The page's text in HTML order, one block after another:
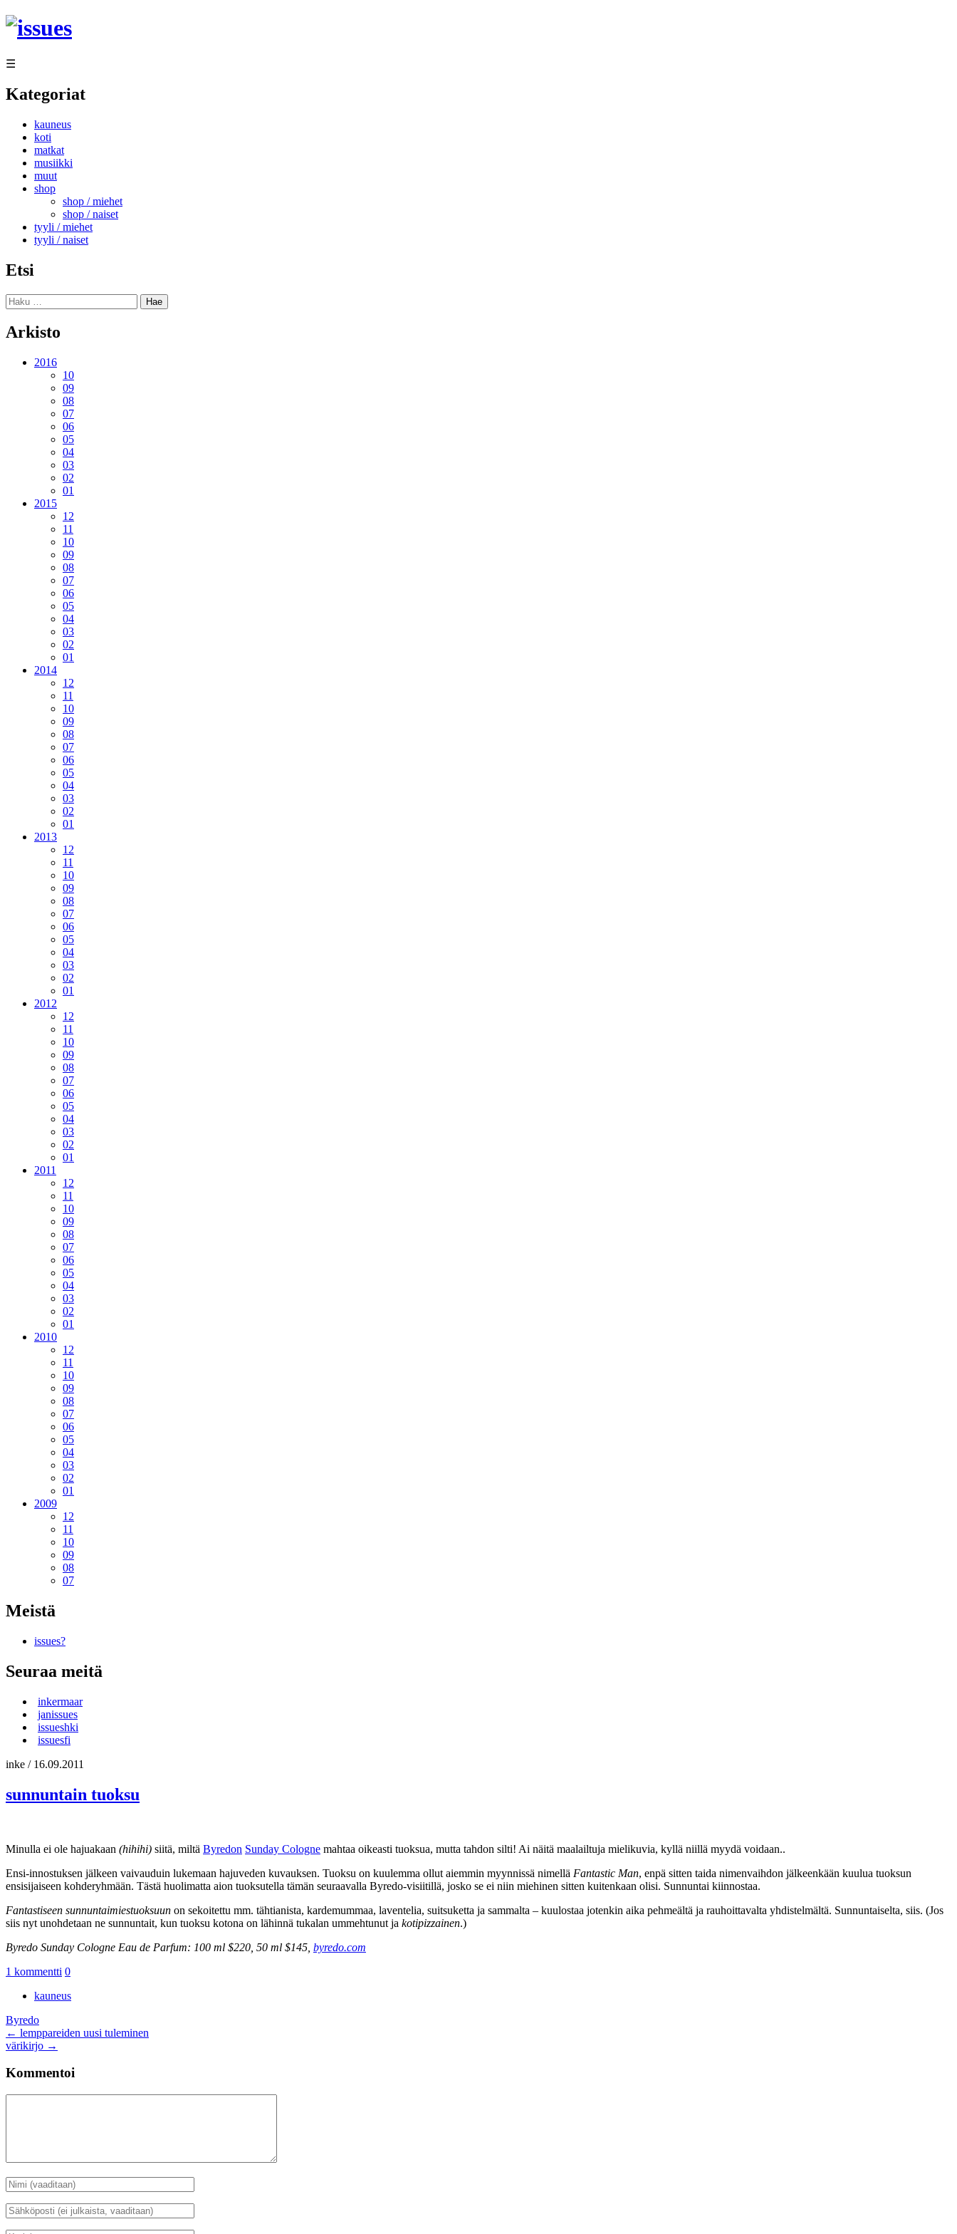
Siirry
sisältöön
☰
Kategoriat
kauneus
koti
matkat
musiikki
muut
shop
shop / miehet
shop / naiset
tyyli / miehet
tyyli / naiset
Etsi
Haku:
Arkisto
2016
10
09
08
07
06
05
04
03
02
01
2015
12
11
10
09
08
07
06
05
04
03
02
01
2014
12
11
10
09
08
07
06
05
04
03
02
01
2013
12
11
10
09
08
07
06
05
04
03
02
01
2012
12
11
10
09
08
07
06
05
04
03
02
01
2011
12
11
10
09
08
07
06
05
04
03
02
01
2010
12
11
10
09
08
07
06
05
04
03
02
01
2009
12
11
10
09
08
07
Meistä
issues?
Seuraa meitä
inkermaar
janissues
issueshki
issuesfi
inke / 16.09.2011
sunnuntain tuoksu
Minulla ei ole hajuakaan (hihihi) siitä, miltä Byredon Sunday Cologne mahtaa oikeasti tuoksua, mutta tahdon silti! Ai näitä maalailtuja mielikuvia, kyllä niillä myydä voidaan..
Ensi-innostuksen jälkeen vaivauduin lukemaan hajuveden kuvauksen. Tuoksu on kuulemma ollut aiemmin myynnissä nimellä Fantastic Man, enpä sitten taida nimenvaihdon jälkeenkään kuulua tuoksun
ensisijaiseen kohderyhmään. Tästä huolimatta aion tuoksutella tämän seuraavalla Byredo-visiitillä, josko se ei niin miehinen sitten kuitenkaan olisi. Sunnuntai kiinnostaa.
Fantastiseen sunnuntaimiestuoksuun on sekoitettu mm. tähtianista, kardemummaa, laventelia, suitsuketta ja sammalta – kuulostaa jotenkin aika pehmeältä ja rauhoittavalta yhdistelmältä. Sunnuntaiselta, siis. (Jos
siis nyt unohdetaan ne sunnuntait, kun tuoksu kotona on lähinnä tukalan ummehtunut ja kotipizzainen.)
Byredo Sunday Cologne Eau de Parfum: 100 ml $220, 50 ml $145, byredo.com
1 kommentti 0
kauneus
Byredo
Artikkelien
selaus
← lemppareiden uusi tuleminen
värikirjo →
Kommentoi
Nimi
*
Sähköposti
*